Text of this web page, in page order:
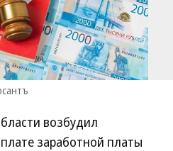
возбудил
заработной платы